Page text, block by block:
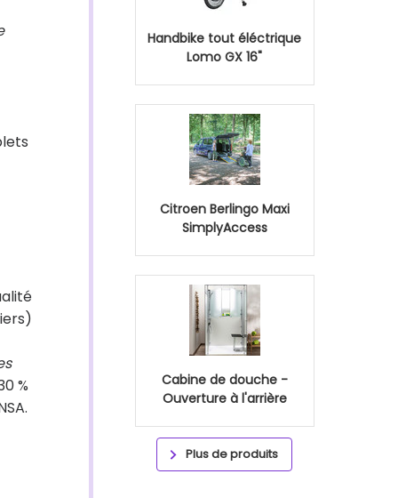
%
Handbike tout éléctrique
Lomo GX 16"
Citroen Berlingo Maxi
SimplyAccess
Cabine de douche -
Ouverture à l'arrière
Plus de produits